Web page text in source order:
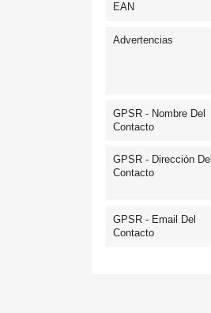
EAN
Advertencias
GPSR - Nombre Del
Contacto
GPSR - Dirección Del
Contacto
GPSR - Email Del
Contacto